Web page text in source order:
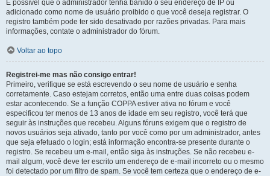
É possível que o administrador tenha banido o seu endereço de IP ou
adicionado como nome de usuário proibido o que você deseja registrar. O
registro também pode ter sido desativado por razões privadas. Para mais
informações, contate o administrador do fórum.
Voltar ao topo
Registrei-me mas não consigo entrar!
Primeiro, verifique se está escrevendo o seu nome de usuário e senha
corretamente. Caso estejam corretos, então uma entre duas coisas podem
estar acontecendo. Se a função COPPA estiver ativa no fórum e você
especificou ter menos de 13 anos de idade em seu registro, você terá que
seguir às instruções que recebeu. Alguns fóruns exigem que o registro de
novos usuários seja ativado, tanto por você como por um administrador, antes
que seja efetuado o login; está informação encontra-se presente durante o
registro. Se recebeu um e-mail, então siga às instruções. Se não recebeu e-
mail algum, você deve ter escrito um endereço de e-mail incorreto ou o mesmo
foi detectado por um filtro de spam. Se você tem certeza que o endereço de e-